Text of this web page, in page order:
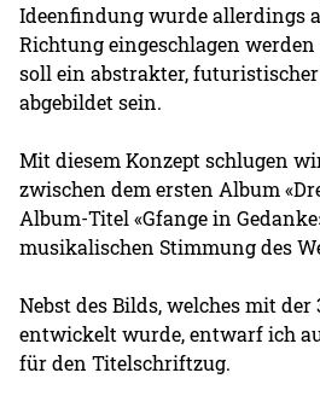
Ideenfindung wurde allerdings
Richtung eingeschlagen werden
soll ein abstrakter,
abgebildet sein.
Mit diesem Konzept schlugen
zwischen dem ersten Album
Album-Titel «Gfange in
musikalischen Stimmung des
Nebst des Bilds, welches mit
entwickelt wurde, entwarf ich
für den Titelschriftzug.